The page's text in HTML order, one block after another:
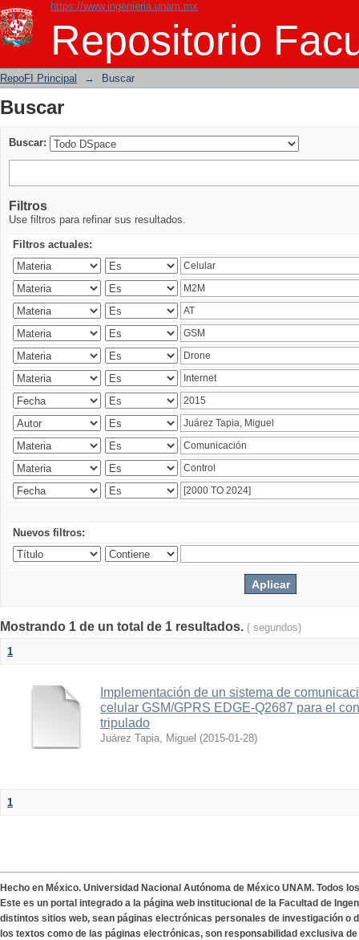
https://www.ingenieria.unam.mx
Repositorio
Buscar
RepoFI Principal → Buscar
Buscar
Buscar:
Filtros
Use filtros para refinar sus resultados.
Filtros actuales:
Nuevos filtros:
Mostrando 1 de un total de 1 resultados. ( segundos)
1
Implementación de un sistema de
celular GSM/GPRS EDGE-Q2687 para el
tripulado
Juárez Tapia, Miguel (2015-01-28)
1
Hecho en México. Universidad Nacional Autónoma de México UNAM. Todos
Este es un portal integrado a la página web institucional de la Facultad de
distintos sitios web, sean páginas electrónicas personales de investigación o
los textos como de las páginas electrónicas, son responsabilidad exclusiva